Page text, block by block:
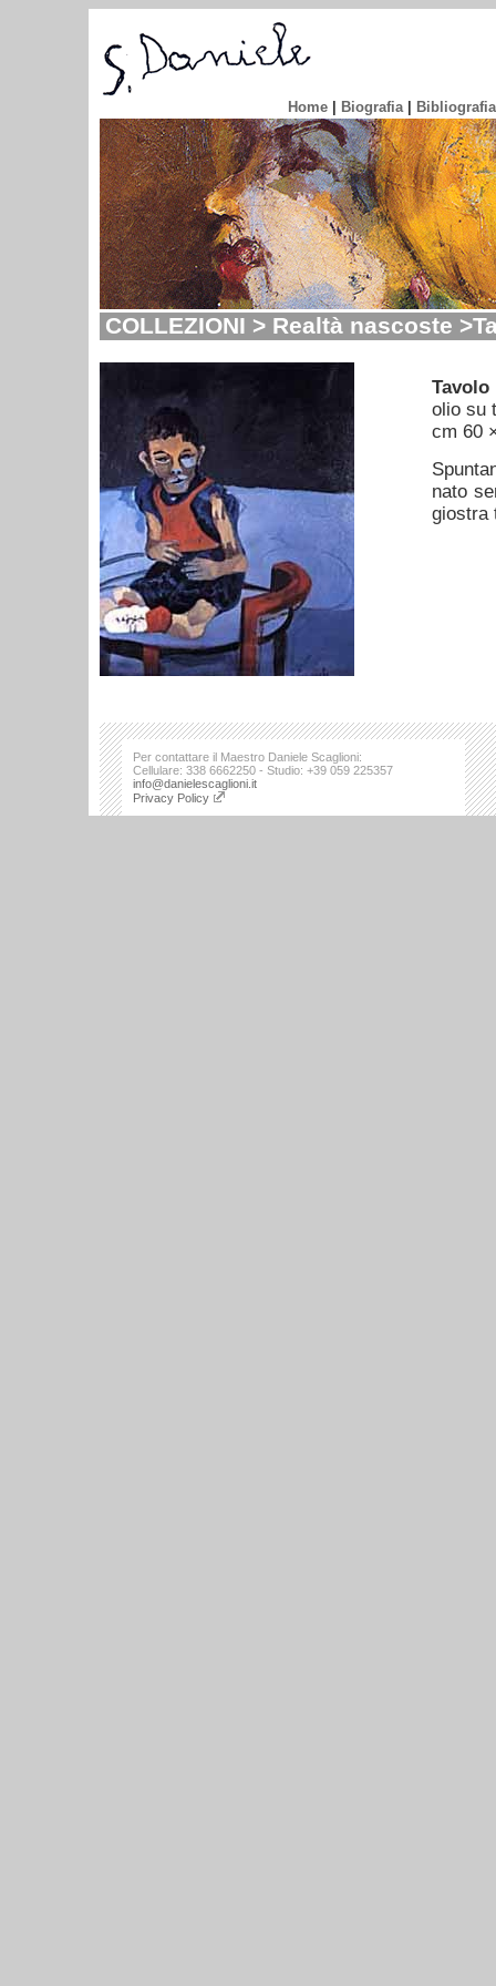
Home Biografia| Bibliografia
COLLEZIONI > Realtà nascoste
olio su
cm 60
nato
giostra
Per contattare il Maestro Daniele Scaglioni:
Cellulare: 338 6662250 - Studio: +39 059 225357
info@danielescaglioni.it
Privacy Policy